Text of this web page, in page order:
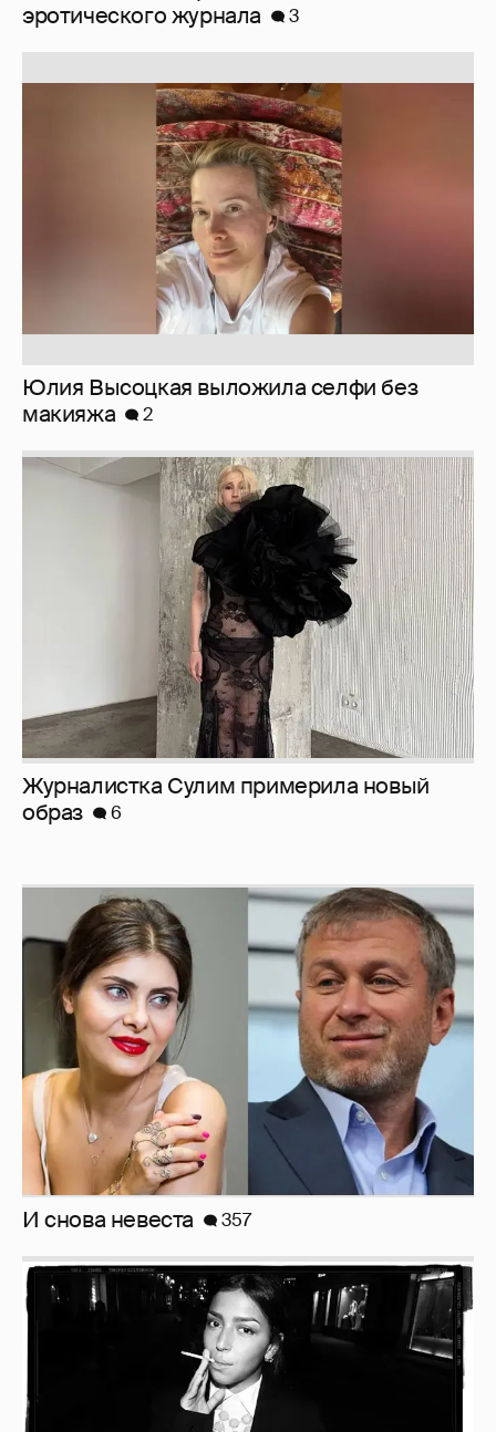
Юлия Высоцкая выложила селфи без
Журналистка Сулим примерила новый
И снова невеста 357
Рублёвские дочки 187